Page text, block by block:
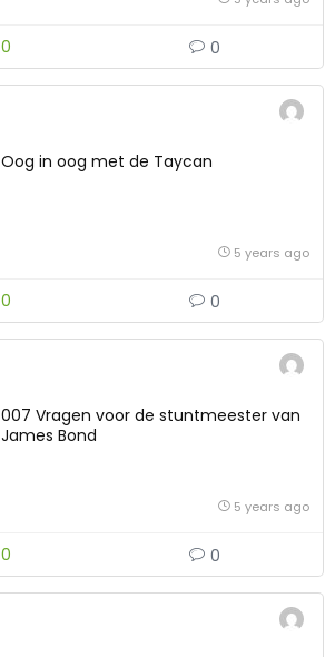
0 0
Oog in oog met de Taycan
5 years ago
0 0
007 Vragen voor de stuntmeester van
James Bond
5 years ago
0 0